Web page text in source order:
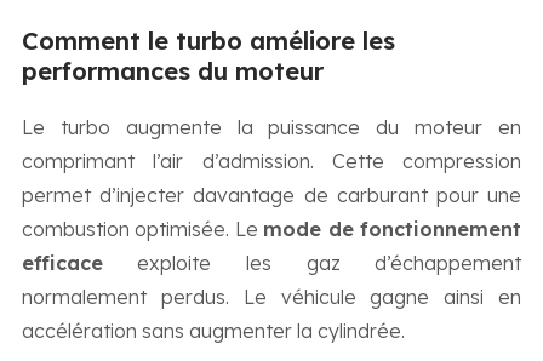
Comment le turbo améliore les
performances du moteur
Le turbo augmente la puissance du moteur en
comprimant l’air d’admission. Cette compression
permet d’injecter davantage de carburant pour une
combustion optimisée. Le mode de fonctionnement
efficaceexploite les gaz d’échappement
normalement perdus. Le véhicule gagne ainsi en
accélération sans augmenter la cylindrée.